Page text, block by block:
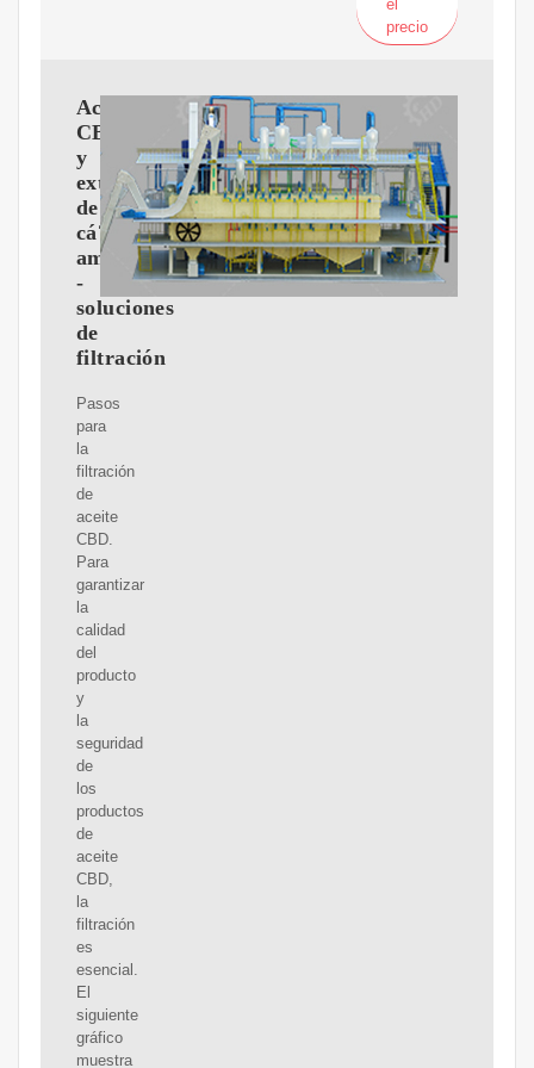
el
precio
Aceite
CBD
y
extractos
de
cá?
amo
-
soluciones
de
filtración
Pasos
para
la
filtración
de
aceite
CBD.
Para
garantizar
la
calidad
del
producto
y
la
seguridad
de
los
productos
de
aceite
CBD,
la
filtración
es
esencial.
El
siguiente
gráfico
muestra